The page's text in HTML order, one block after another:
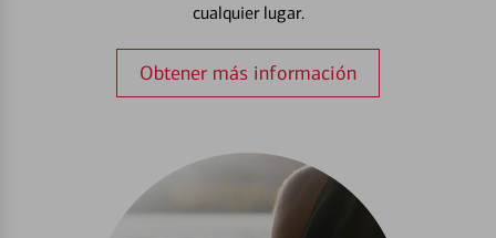
cualquier lugar.
Obtener más información